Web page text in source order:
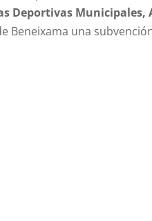
Deportivas Municipales,
Beneixama una